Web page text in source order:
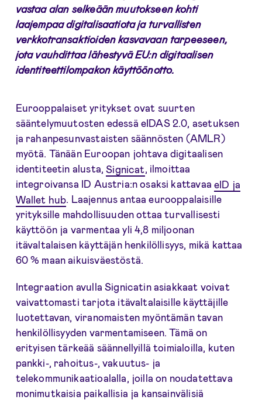
vastaa alan selkeään muutokseen kohti
laajempaa digitalisaatiota ja turvallisten
verkkotransaktioiden kasvavaan tarpeeseen,
jota vauhdittaa lähestyvä EU:n digitaalisen
identiteettilompakon käyttöönotto.
Eurooppalaiset yritykset ovat suurten
sääntelymuutosten edessä eIDAS 2.0, asetuksen
ja rahanpesunvastaisten säännösten (AMLR)
myötä. Tänään Euroopan johtava digitaalisen
identiteetin alusta,Signicat, ilmoittaa
integroivansa ID Austria:n osaksi kattavaaeID ja
Wallet hub. Laajennus antaa eurooppalaisille
yrityksille mahdollisuuden ottaa turvallisesti
käyttöön ja varmentaa yli 4,8 miljoonan
itävaltalaisen käyttäjän henkilöllisyys, mikä kattaa
60 % maan aikuisväestöstä.
Integraation avulla Signicatin asiakkaat voivat
vaivattomasti tarjota itävaltalaisille käyttäjille
luotettavan, viranomaisten myöntämän tavan
henkilöllisyyden varmentamiseen. Tämä on
erityisen tärkeää säännellyillä toimialoilla, kuten
pankki-, rahoitus-, vakuutus- ja
telekommunikaatioalalla, joilla on noudatettava
monimutkaisia paikallisia ja kansainvälisiä